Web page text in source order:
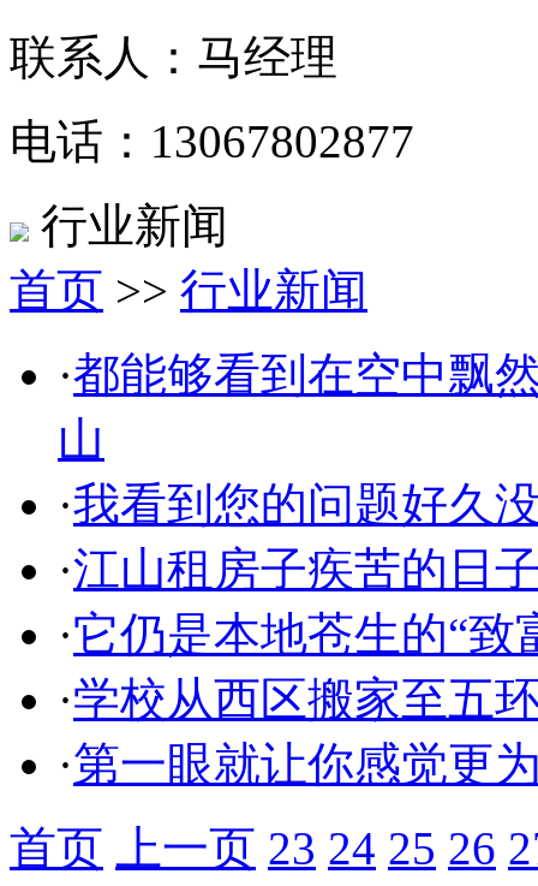
联系人：马经理
电话：13067802877
行业新闻
首页 >> 行业新闻
·都能够看到在空中飘
山
·我看到您的问题好久
·江山租房子疾苦的日
·它仍是本地苍生的“
·学校从西区搬家至五
·第一眼就让你感觉更
首页
上一页 23 24 25 26